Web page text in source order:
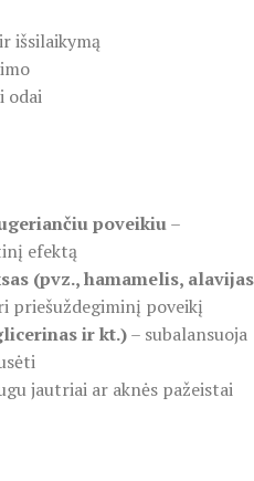
išsilaikymą
odai
poveikiu–
efektą
(pvz., hamamelis, alavijas
priešuždegiminį poveikį
ir kt.)– subalansuoja
jautriai ar aknės pažeistai